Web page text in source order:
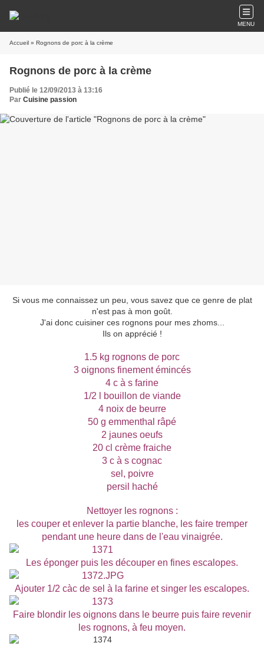
MENU
Accueil » Rognons de porc à la crème
Rognons de porc à la crème
Publié le 12/09/2013 à 13:16
Par Cuisine passion
Si vous me connaissez un peu, vous savez que ce genre de plat
n'est pas à mon goût.
J'ai donc cuisiner ces rognons pour mes zhoms...
Ils on apprécié !
1.5 kg rognons de porc
3 oignons finement émincés
4 c à s farine
1/2 l bouillon de viande
4 noix de beurre
50 g emmenthal râpé
2 jaunes oeufs
20 cl crème fraiche
3 c à s cognac
sel, poivre
persil haché
Nettoyer les rognons :
les couper et enlever la partie blanche, les faire tremper
pendant une heure dans de l'eau vinaigrée.
Les éponger puis les découper en fines escalopes.
Ajouter 1/2 càc de sel à la farine et singer les escalopes.
Faire blondir les oignons dans le beurre puis faire revenir
les rognons, à feu moyen.